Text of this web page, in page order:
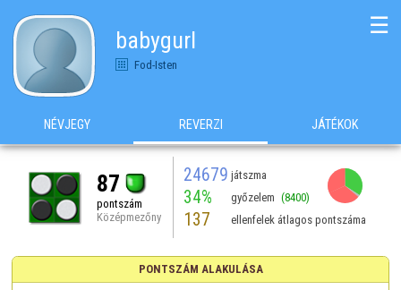
babygurl
Fod-Isten
☰
NÉVJEGY REVERZI JÁTÉKOK
87
pontszám
Középmezőny
24679 játszma
34% győzelem (8400)
137 ellenfelek átlagos pontszáma
PONTSZÁM ALAKULÁSA